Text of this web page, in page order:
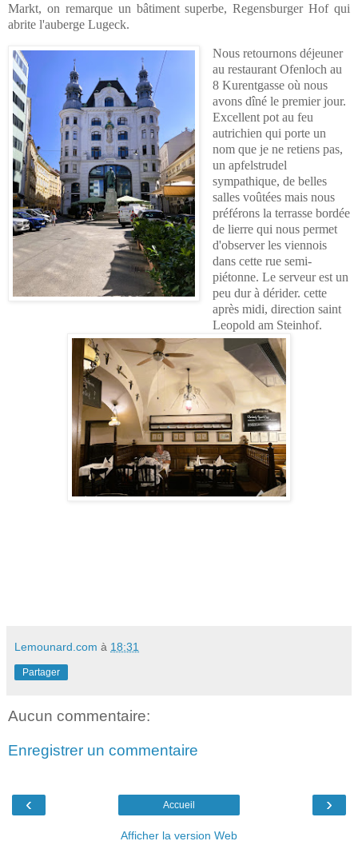
Markt, on remarque un bâtiment superbe, Regensburger Hof qui
abrite l'auberge Lugeck.
Nous retournons déjeuner
au restaurant Ofenloch au
8 Kurentgasse où nous
avons dîné le premier jour.
Excellent pot au feu
autrichien qui porte un
nom que je ne retiens pas,
un apfelstrudel
sympathique, de belles
salles voûtées mais nous
préférons la terrasse bordée
de lierre qui nous permet
d'observer les viennois
dans cette rue semi-
piétonne. Le serveur est un
peu dur à dérider. cette
après midi, direction saint
Leopold am Steinhof.
Lemounard.com à 18:31
Partager
Aucun commentaire:
Enregistrer un commentaire
‹ ›
Accueil
Afficher la version Web